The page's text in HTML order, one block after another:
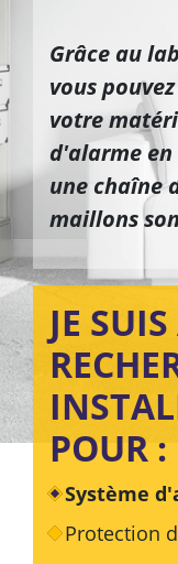
Grâce au
vous
votre
d'alarme en
une chaîne
maillons
JE
POUR :
Système
Protection